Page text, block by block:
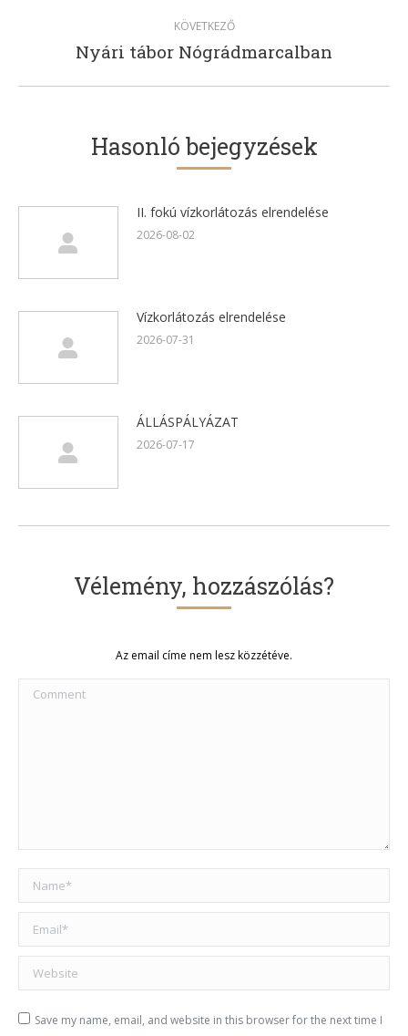
KÖVETKEZŐ
Next
Nyári tábor Nógrádmarcalban
Hasonló bejegyzések
II. fokú vízkorlátozás elrendelése
2026-08-02
Vízkorlátozás elrendelése
2026-07-31
ÁLLÁSPÁLYÁZAT
2026-07-17
Vélemény, hozzászólás?
Az email címe nem lesz közzétéve.
Comment
Name *
Email *
Website
Save my name, email, and website in this browser for the next time I